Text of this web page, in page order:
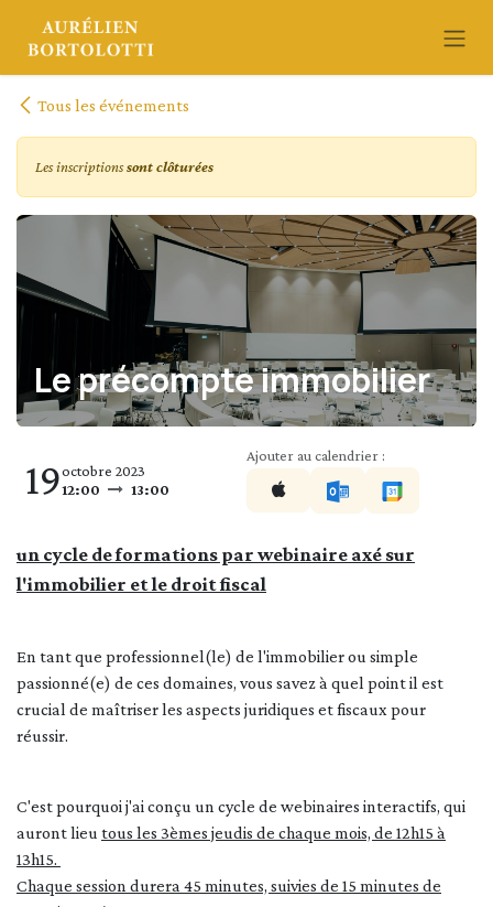
Tous les événements
Les inscriptionssont clôturées
Le précompte immobilier
19octobre 2023
12:00
13:00
Ajouter au calendrier :
un cycle de formations par webinaire axé sur
l'immobilier et le droit fiscal
En tant que professionnel(le) de l'immobilier ou simple
passionné(e) de ces domaines, vous savez à quel point il est
crucial de maîtriser les aspects juridiques et fiscaux pour
réussir.
C'est pourquoi j'ai conçu un cycle de webinaires interactifs, qui
auront lieu tous les 3èmes jeudis de chaque mois, de 12h15 à
13h15.
Chaque session durera 45 minutes, suivies de 15 minutes de